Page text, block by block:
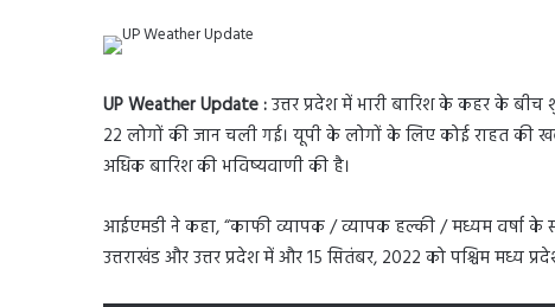
UP Weather Update :उत्तर प्रदेश में भारी बारिश के कहर के
22 लोगों की जान चली गई। यूपी के लोगों के लिए कोई राहत की
अधिक बारिश की भविष्यवाणी की है।
आईएमडी ने कहा, “काफी व्यापक / व्यापक हल्की / मध्यम वर्षा के
उत्तराखंड और उत्तर प्रदेश में और 15 सितंबर, 2022 को पश्चिम मध्य